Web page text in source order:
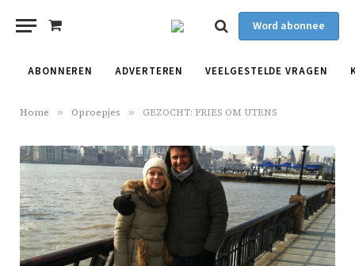
Shopping
Word abonnee
ABONNEREN ADVERTEREN VEELGESTELDE VRAGEN
Home » Oproepjes » GEZOCHT: FRIES OM UTENS